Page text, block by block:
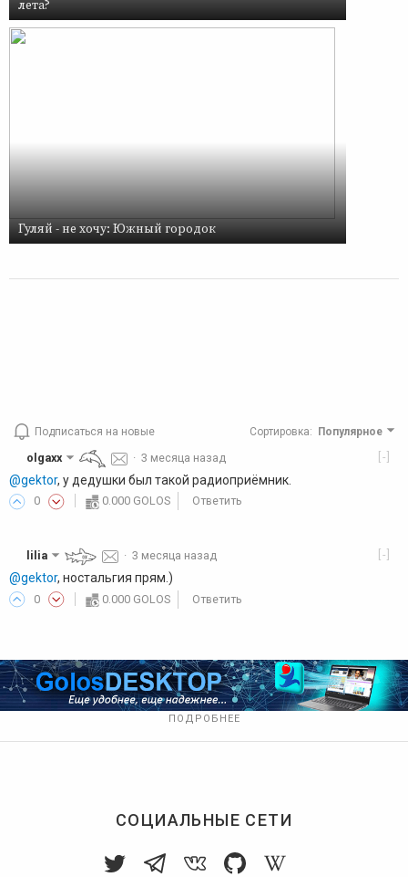
лета?
Гуляй - не хочу: Южный городок
Подписаться на новые Сортировка: Популярное
[-]
olgaxx ·3 месяца назад
@gektor, у дедушки был такой радиоприёмник.
0 0.000 GOLOS Ответить
[-]
lilia · 3 месяца назад
@gektor, ностальгия прям.)
0 0.000 GOLOS Ответить
ПОДРОБНЕЕ
СОЦИАЛЬНЫЕ СЕТИ